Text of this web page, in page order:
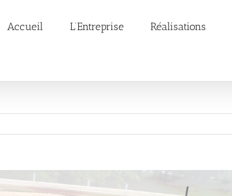
Accueil L’Entreprise Réalisations